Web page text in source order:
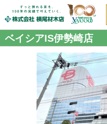
ベイシアIS伊勢崎店